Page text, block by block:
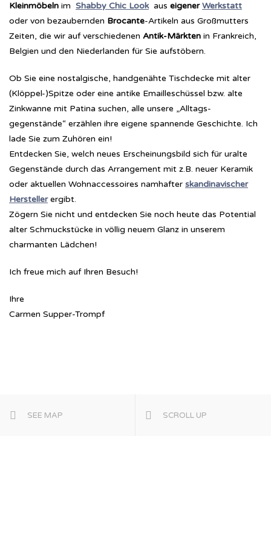
Kleinmöbeln im Shabby Chic Lookaus eigener Werkstatt
oder von bezaubernden Brocante-Artikeln aus Großmutters
Zeiten, die wir auf verschiedenen Antik-Märkten in Frankreich,
Belgien und den Niederlanden für Sie aufstöbern.
Ob Sie eine nostalgische, handgenähte Tischdecke mit alter
(Klöppel-)Spitze oder eine antike Emailleschüssel bzw. alte
Zinkwanne mit Patina suchen, alle unsere „Alltags-
gegenstände“ erzählen ihre eigene spannende Geschichte. Ich
lade Sie zum Zuhören ein!
Entdecken Sie, welch neues Erscheinungsbild sich für uralte
Gegenstände durch das Arrangement mit z.B. neuer Keramik
oder aktuellen Wohnaccessoires namhafter skandinavischer
Herstellerergibt.
Zögern Sie nicht und entdecken Sie noch heute das Potential
alter Schmuckstücke in völlig neuem Glanz in unserem
charmanten Lädchen!
Ich freue mich auf Ihren Besuch!
Ihre
Carmen Supper-Trompf
SEE MAP SCROLL UP